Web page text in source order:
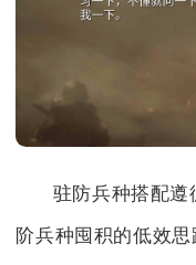
驻防兵种搭配遵
阶兵种囤积的低效